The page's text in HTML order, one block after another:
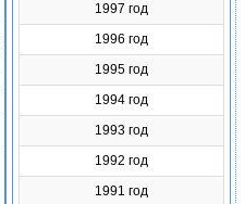
1997 год
1996 год
1995 год
1994 год
1993 год
1992 год
1991 год